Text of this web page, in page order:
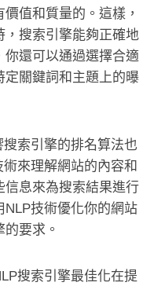
值和質量的。這樣，
，搜索引擎能夠正確地
還可以通過選擇合適
定關鍵詞和主題上的曝
索引擎的排名算法也
來理解網站的內容和
信息來為搜索結果進行
技術優化你的網站
要求。
搜索引擎最佳化在提